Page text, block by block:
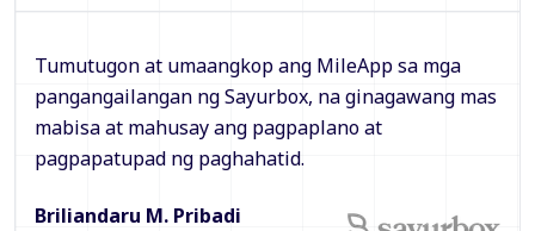
Tumutugon at umaangkop ang MileApp sa mga
pangangailangan ng Sayurbox, na ginagawang mas
mabisa at mahusay ang pagpaplano at
pagpapatupad ng paghahatid.
Briliandaru M. Pribadi